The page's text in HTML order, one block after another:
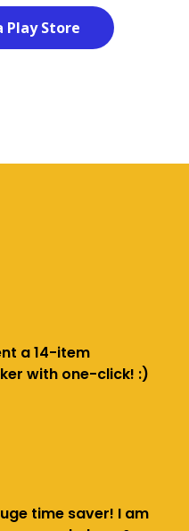
Play Store
a 14-item
with one-click! :)
time saver! I am